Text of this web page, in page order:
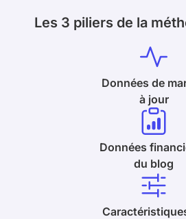
Les 3 piliers de la
Données de
à jour
Données
du blog